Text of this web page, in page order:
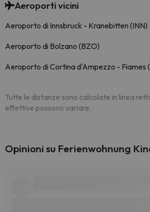
Aeroporti vicini
Aeroporto di Innsbruck - Kranebitten (INN)
Aeroporto di Bolzano (BZO)
Aeroporto di Cortina d'Ampezzo - Fiames
Tutte le distanze sono calcolate in linea
effettive possono variare.
Opinioni su Ferienwohnung